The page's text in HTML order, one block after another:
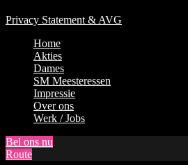
Privacy Statement & AVG
scrollen
Home
Akties
Dames
SM Meesteressen
Impressie
Over ons
Werk / Jobs
Bel ons nu
Route